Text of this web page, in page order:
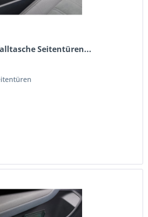
Seitentüren...